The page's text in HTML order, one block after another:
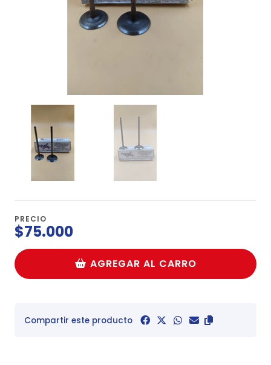
PRECIO
$75.000
AGREGAR AL CARRO
Compartir este producto